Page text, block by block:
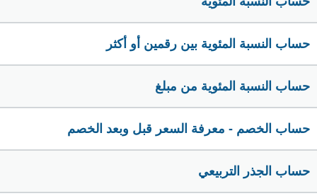
حساب النسبة المئوية بين رقمين أو أكثر
حساب النسبة المئوية من مبلغ
حساب الخصم - معرفة السعر قبل وبعد الخصم
حساب الجذر التربيعي